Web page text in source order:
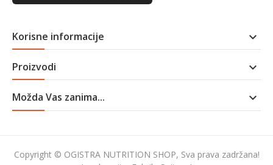
Korisne informacije 
Proizvodi 
Možda Vas zanima... 
Copyright © OGISTRA NUTRITION SHOP, Sva prava zadržana!